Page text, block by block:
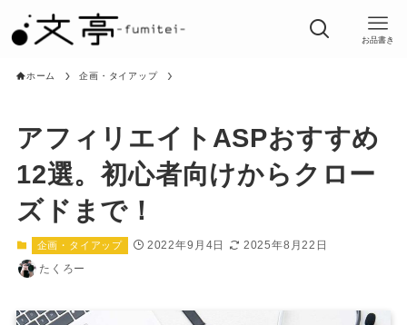
お品書き
ホーム 企画・タイアップ
アフィリエイトASPおすすめ
12選。初心者向けからクロー
ズドまで！
企画・タイアップ 2022年9月4日
2025年8月22日
たくろー